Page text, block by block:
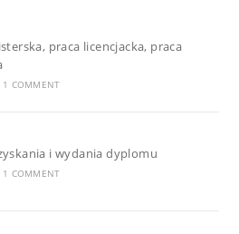
praca licencjacka, praca
1 COMMENT
i wydania dyplomu
1 COMMENT